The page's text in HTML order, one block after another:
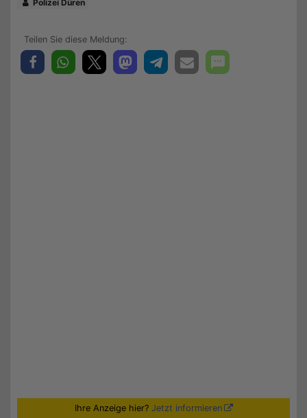
Polizei Düren
Ihre Anzeige hier? Jetzt informieren